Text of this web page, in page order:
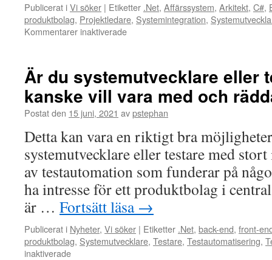
Publicerat iVi söker | Etiketter .Net, Affärssystem, Arkitekt, C#,
produktbolag, Projektledare, Systemintegration,
Kommentarer inaktiveradeför
önska
alla
en
riktigt
påsk
när
beger
sig…
Råkar
du
funderar
på
att
Är du systemutvecklare eller
kanske vill vara med och
Postat den 15 juni, 2021 avpstephan
Detta kan vara en riktigt bra
systemutvecklare eller testare med
av testautomation som funderar på
ha intresse för ett produktbolag i
är … Fortsätt läsa →
Publicerat i Nyheter, Vi söker | Etiketter .Net, back-end, front-
produktbolag, Systemutvecklare, Testare, Testautomatisering,
inaktiveradeför